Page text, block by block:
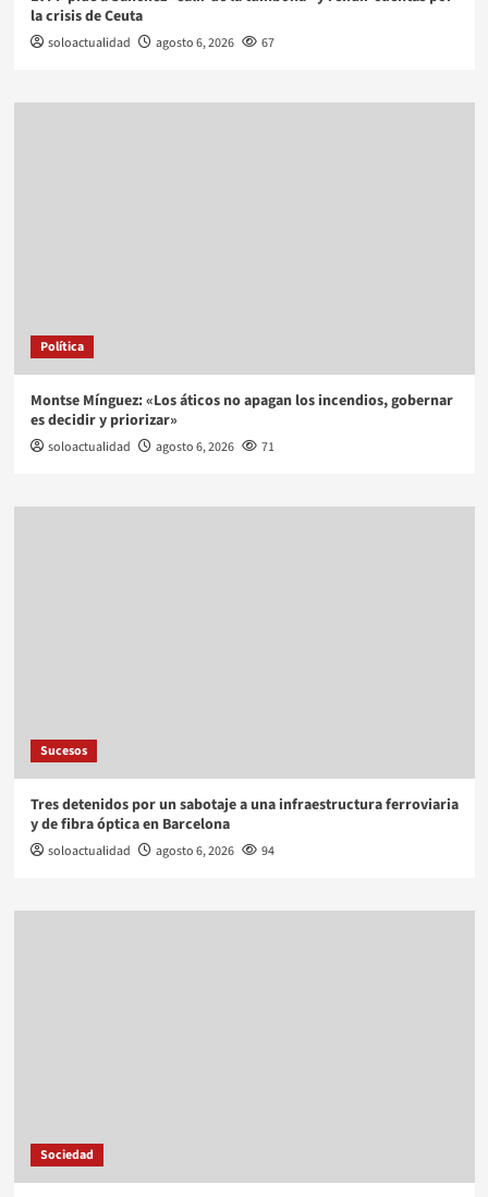
la crisis de Ceuta
soloactualidad agosto 6, 2026 67
Política
Montse Mínguez: «Los áticos no apagan los incendios, gobernar
es decidir y priorizar»
soloactualidad agosto 6, 2026 71
Sucesos
Tres detenidos por un sabotaje a una infraestructura ferroviaria
y de fibra óptica en Barcelona
soloactualidad agosto 6, 2026 94
Sociedad